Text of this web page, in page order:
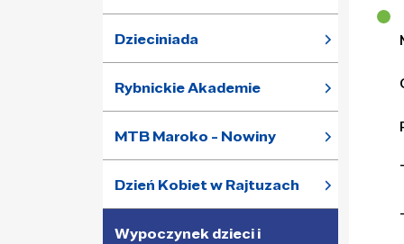
Dzieciniada
Rybnickie Akademie
MTB Maroko - Nowiny
Dzień Kobiet w Rajtuzach
Wypoczynek dzieci i